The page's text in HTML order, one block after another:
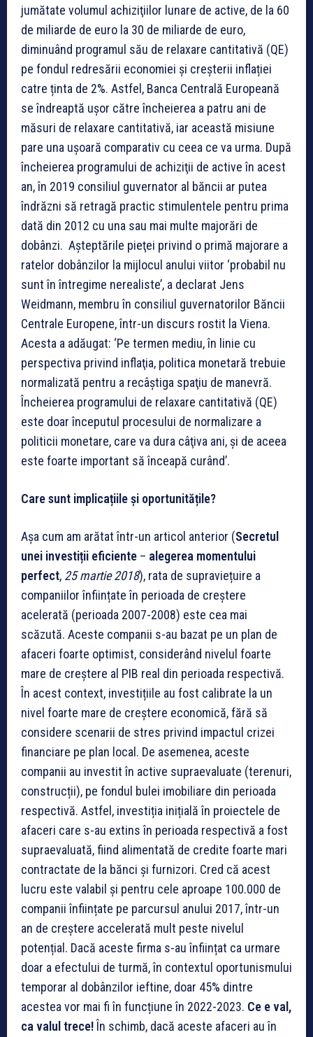
jumătate volumul achiziţiilor lunare de active, de la 60
de miliarde de euro la 30 de miliarde de euro,
diminuând programul său de relaxare cantitativă (QE)
pe fondul redresării economiei și creșterii inflației
catre ținta de 2%. Astfel, Banca Centrală Europeană
se îndreap­tă uşor către încheierea a patru ani de
măsuri de relaxare cantitativă, iar această misiune
pare una uşoară comparativ cu ceea ce va urma. După
încheierea progra­mului de achiziţii de active în acest
an, în 2019 consiliul guvernator al băncii ar putea
îndrăzni să retragă practic stimulentele pentru prima
dată din 2012 cu una sau mai multe ma­jorări de
dobânzi. Aşteptările pieţei privind o primă majorare a
ratelor dobânzilor la mijlocul anului viitor ‘probabil nu
sunt în întregime nerealiste’, a declarat Jens
Weidmann, membru în consiliul guvernatorilor Băncii
Centrale Europene, într-un discurs rostit la Viena.
Acesta a adăugat: ‘Pe termen mediu, în linie cu
perspectiva privind inflaţia, politica monetară trebuie
normalizată pentru a recâştiga spaţiu de manevră.
Încheierea programului de relaxare cantitativă (QE)
este doar începutul procesului de normalizare a
politicii monetare, care va dura câţiva ani, şi de aceea
este foarte important să înceapă curând’.
Care sunt implicațiile și oportunitățile?
Așa cum am arătat într-un articol anterior (Secretul
unei investiții eficiente – alegerea momentului
perfect, 25 martie 2018), rata de supraviețuire a
companiilor înființate în perioada de creștere
acelerată (perioada 2007-2008) este cea mai
scăzută. Aceste companii s-au bazat pe un plan de
afaceri foarte optimist, considerând nivelul foarte
mare de creștere al PIB real din perioada respectivă.
În acest context, investițiile au fost calibrate la un
nivel foarte mare de creștere economică, fără să
considere scenarii de stres privind impactul crizei
financiare pe plan local. De asemenea, aceste
companii au investit în active supraevaluate (terenuri,
construcții), pe fondul bulei imobiliare din perioada
respectivă. Astfel, investiția inițială în proiectele de
afaceri care s-au extins în perioada respectivă a fost
supraevaluată, fiind alimentată de credite foarte mari
contractate de la bănci și furnizori. Cred că acest
lucru este valabil și pentru cele aproape 100.000 de
companii înființate pe parcursul anului 2017, într-un
an de creștere accelerată mult peste nivelul
potențial. Dacă aceste firma s-au înființat ca urmare
doar a efectului de turmă, în contextul oportunismului
temporar al dobânzilor ieftine, doar 45% dintre
acestea vor mai fi în funcțiune în 2022-2023. Ce e val,
ca valul trece! În schimb, dacă aceste afaceri au în